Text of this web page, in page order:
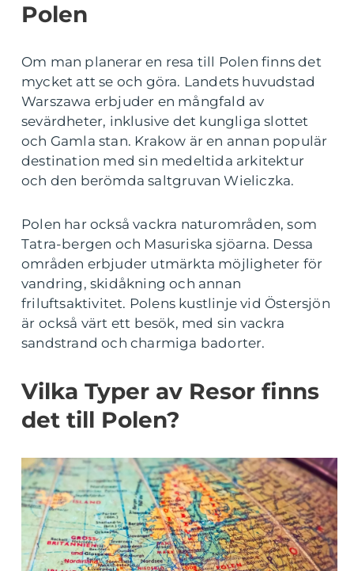
Polen
Om man planerar en resa till Polen finns det
mycket att se och göra. Landets huvudstad
Warszawa erbjuder en mångfald av
sevärdheter, inklusive det kungliga slottet
och Gamla stan. Krakow är en annan populär
destination med sin medeltida arkitektur
och den berömda saltgruvan Wieliczka.
Polen har också vackra naturområden, som
Tatra-bergen och Masuriska sjöarna. Dessa
områden erbjuder utmärkta möjligheter för
vandring, skidåkning och annan
friluftsaktivitet. Polens kustlinje vid Östersjön
är också värt ett besök, med sin vackra
sandstrand och charmiga badorter.
Vilka Typer av Resor finns
det till Polen?